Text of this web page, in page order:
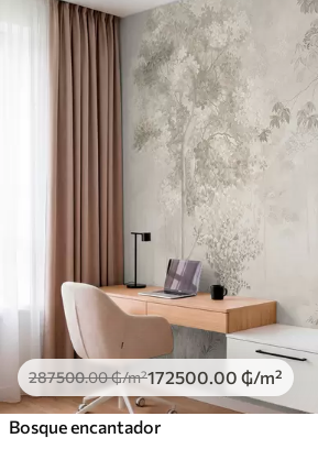
Formato de imagen
Paleta de colores
Inteligente
Borrar todos los filtros
287500.00₲/m²172500.00 ₲/m²
Bosque encantador